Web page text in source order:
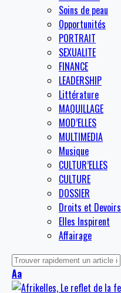
Soins de peau
Opportunités
PORTRAIT
SEXUALITE
FINANCE
LEADERSHIP
Littérature
MAQUILLAGE
MOD’ELLES
MULTIMEDIA
Musique
CULTUR’ELLES
CULTURE
DOSSIER
Droits et Devoirs
Elles Inspirent
Affairage
Aa